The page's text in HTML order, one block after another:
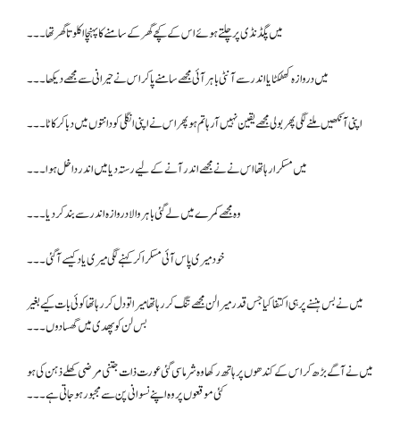
میں پگڈنڈی پر چلتے ہوئے اس کے کچے گھر کے سامنے کا پہنچا اکلوتا گھر تھا ۔۔۔
میں دروازہ کھٹکٹایا اندر سے آنٹی باہر آئی مجھے سامنے پا کر اس نے حیرانی سے مجھے دیکھا ۔۔۔
اپنی آنکھیں ملنے لگی پھر بولی مجھے یقین نہیں آرہا تم ہو پھر اس نے اپنی انگلی کو دانتوں میں دبا کر کاٹا ۔۔۔
میں مسکرا رہا تھا اس نے نے مجھے اندر آنے کے لیے رستہ دیا میں اندر داخل ہوا۔۔۔
وہ مجھے کمرے میں لے گئی باہر والا دروازہ اندر سے بند کر دیا۔۔۔
خود میری پاس آئی مسکرا کر کہنے لگی میری یاد کیسے آ گئی ۔۔۔
میں نے بس ہنسنے پر ہی اکتفا کیا جس قدر میرا لن مجھے تنگ کر رہا تھا میرا تو دل کر رہا تھا کوئی بات کیے بغیر
بس لن کو پھدی میں گھسا دوں۔۔۔
میں نے آگے بڑھ کر اس کے کندھوں پر ہاتھ رکھا وہ شرما سی گئی عورت ذات جتنی مرضی کھلے ذہن کی ہو
کئی موقعوں پر وہ اپنے نسوانی پن سے مجبور ہو جاتی ہے۔۔۔